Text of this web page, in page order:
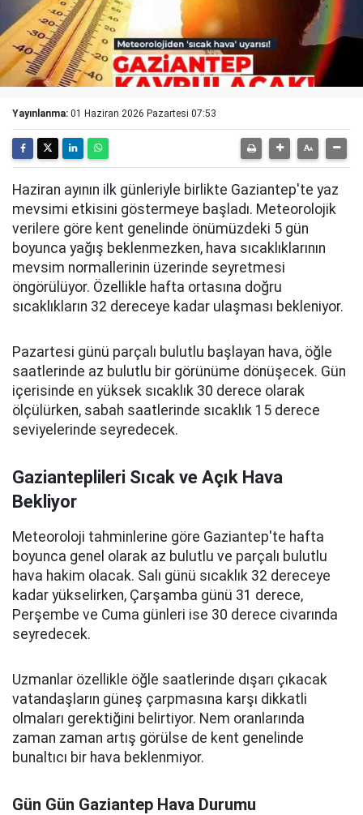
Yayınlanma: 01 Haziran 2026 Pazartesi 07:53
Haziran ayının ilk günleriyle birlikte Gaziantep'te yaz
mevsimi etkisini göstermeye başladı. Meteorolojik
verilere göre kent genelinde önümüzdeki 5 gün
boyunca yağış beklenmezken, hava sıcaklıklarının
mevsim normallerinin üzerinde seyretmesi
öngörülüyor. Özellikle hafta ortasına doğru
sıcaklıkların 32 dereceye kadar ulaşması bekleniyor.
Pazartesi günü parçalı bulutlu başlayan hava, öğle
saatlerinde az bulutlu bir görünüme dönüşecek. Gün
içerisinde en yüksek sıcaklık 30 derece olarak
ölçülürken, sabah saatlerinde sıcaklık 15 derece
seviyelerinde seyredecek.
Gazianteplileri Sıcak ve Açık Hava
Bekliyor
Meteoroloji tahminlerine göre Gaziantep'te hafta
boyunca genel olarak az bulutlu ve parçalı bulutlu
hava hakim olacak. Salı günü sıcaklık 32 dereceye
kadar yükselirken, Çarşamba günü 31 derece,
Perşembe ve Cuma günleri ise 30 derece civarında
seyredecek.
Uzmanlar özellikle öğle saatlerinde dışarı çıkacak
vatandaşların güneş çarpmasına karşı dikkatli
olmaları gerektiğini belirtiyor. Nem oranlarında
zaman zaman artış görülse de kent genelinde
bunaltıcı bir hava beklenmiyor.
Gün Gün Gaziantep Hava Durumu